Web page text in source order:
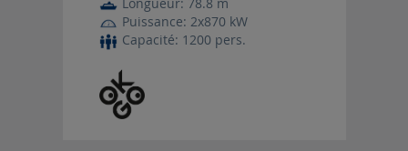
Puissance: 2x870 kW
Capacité: 1200 pers.